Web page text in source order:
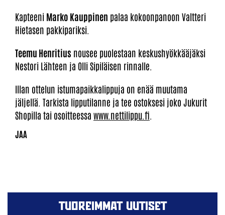
Kapteeni Marko Kauppinen palaa kokoonpanoon Valtteri
Hietasen pakkipariksi.
Teemu Henritius nousee puolestaan keskushyökkääjäksi
Nestori Lähteen ja Olli Sipiläisen rinnalle.
Illan ottelun istumapaikkalippuja on enää muutama
jäljellä. Tarkista lipputilanne ja tee ostoksesi joko Jukurit
Shopilla tai osoitteessa www.nettilippu.fi
TUOREIMMAT UUTISET